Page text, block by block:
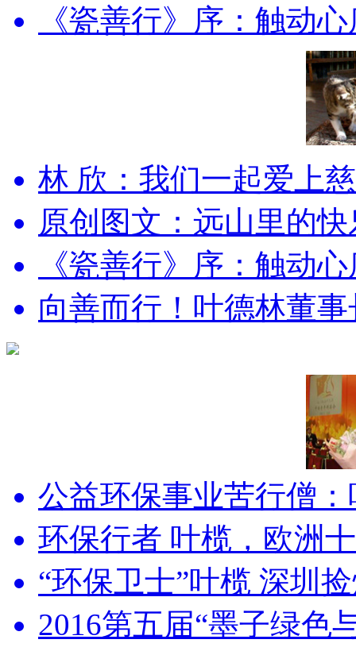
《瓷善行》序：触动
林 欣：我们一起爱上
原创图文：远山里的
《瓷善行》序：触动
向善而行！叶德林董事
公益环保事业苦行僧：
环保行者 叶榄，欧洲
“环保卫士”叶榄 深圳
2016第五届“墨子绿色